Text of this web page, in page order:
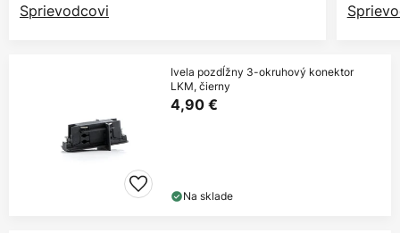
Sprievodcovi
Ivela pozdĺžny 3-okruhový konektor
LKM, čierny
4,90 €
Na sklade